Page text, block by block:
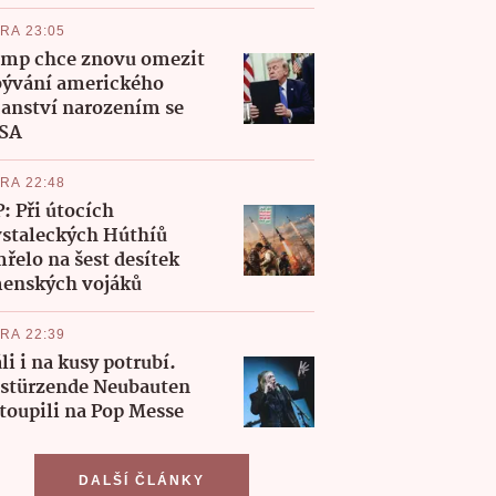
23:05
chce znovu omezit
amerického
narozením se
22:48
Při útocích
Húthíů
na šest desítek
vojáků
22:39
i na kusy potrubí.
Neubauten
na Pop Messe
DALŠÍ ČLÁNKY